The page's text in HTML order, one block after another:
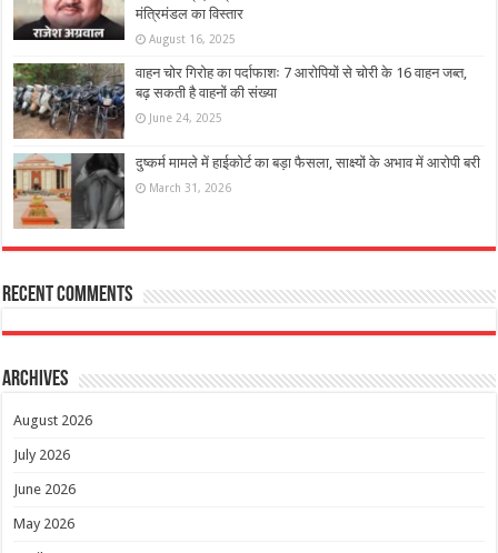
मंत्रिमंडल का विस्तार
August 16, 2025
वाहन चोर गिरोह का पर्दाफाशः 7 आरोपियों से चोरी के 16 वाहन जब्त,
बढ़ सकती है वाहनों की संख्या
June 24, 2025
दुष्कर्म मामले में हाईकोर्ट का बड़ा फैसला, साक्ष्यों के अभाव में आरोपी बरी
March 31, 2026
Recent Comments
Archives
August 2026
July 2026
June 2026
May 2026